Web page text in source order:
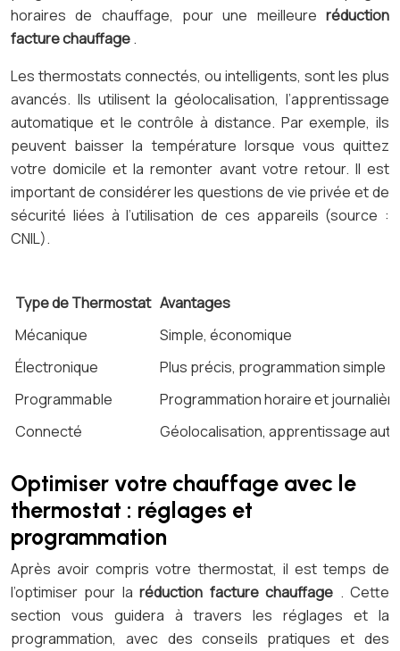
horaires de chauffage, pour une meilleure réduction
facture chauffage.
Les thermostats connectés, ou intelligents, sont les plus
avancés. Ils utilisent la géolocalisation, l’apprentissage
automatique et le contrôle à distance. Par exemple, ils
peuvent baisser la température lorsque vous quittez
votre domicile et la remonter avant votre retour. Il est
important de considérer les questions de vie privée et de
sécurité liées à l’utilisation de ces appareils (source :
CNIL).
Type de Thermostat Avantages
Mécanique
Simple, économique
Électronique
Plus précis, programmation simple
Programmable
Programmation horaire et
Connecté
Géolocalisation, apprentissage
Optimiser votre chauffage avec le
thermostat : réglages et
programmation
Après avoir compris votre thermostat, il est temps de
l’optimiser pour laréduction facture chauffage . Cette
section vous guidera à travers les réglages et la
programmation, avec des conseils pratiques et des